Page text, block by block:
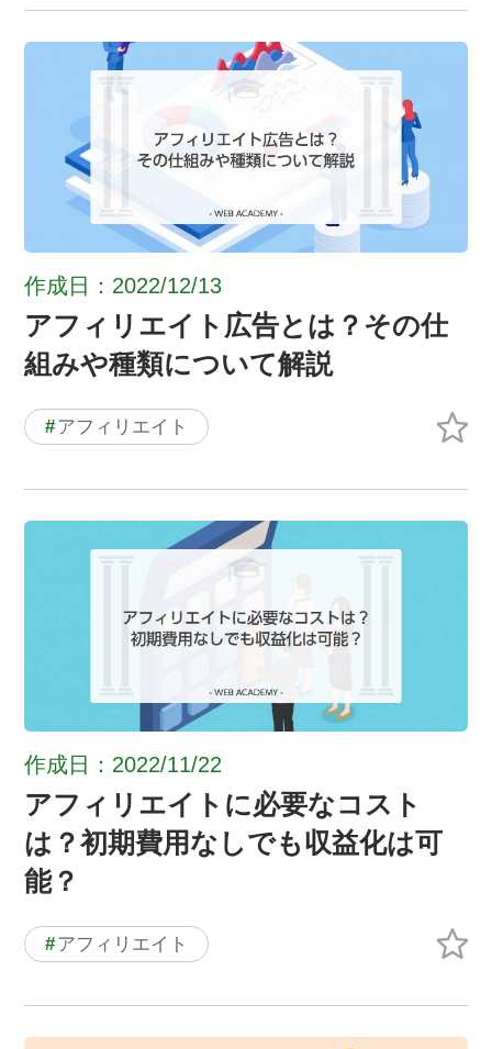
作成日：2022/12/13
アフィリエイト広告とは？その仕
組みや種類について解説
#アフィリエイト
作成日：2022/11/22
アフィリエイトに必要なコスト
は？初期費用なしでも収益化は可
能？
#アフィリエイト